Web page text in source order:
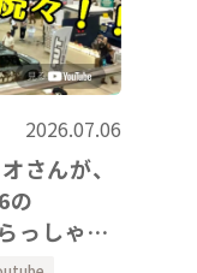
2026.07.06
さんが、
っしゃい